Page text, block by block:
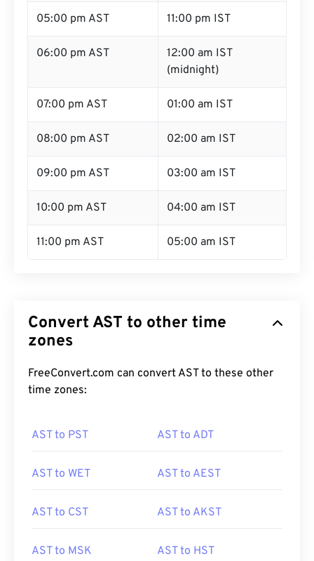
05:00 pm AST 11:00 pm IST
06:00 pm AST
12:00 am IST
(midnight)
07:00 pm AST 01:00 am IST
08:00 pm AST 02:00 am IST
09:00 pm AST 03:00 am IST
10:00 pm AST 04:00 am IST
11:00 pm AST 05:00 am IST
Convert AST to other time
zones
FreeConvert.com can convert AST to these other
time zones:
AST to PST AST to ADT
AST to WET AST to AEST
AST to CST AST to AKST
AST to MSK AST to HST